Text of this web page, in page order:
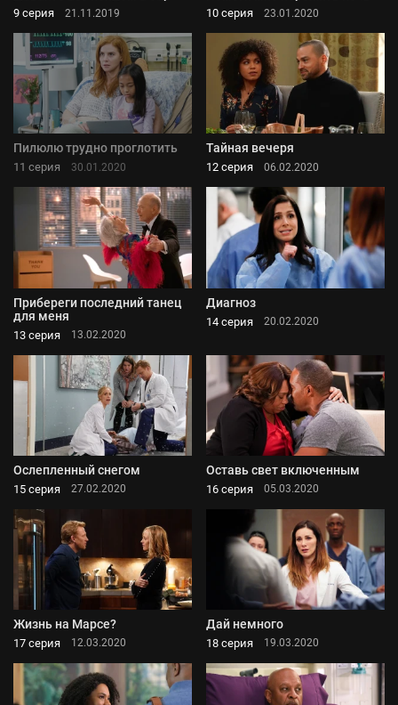
9 серия 21.11.2019 10 серия 23.01.2020
Пилюлю трудно проглотить
11 серия 30.01.2020
Тайная вечеря
12 серия 06.02.2020
Прибереги последний танец
для меня
13 серия 13.02.2020
Диагноз
14 серия 20.02.2020
Ослепленный снегом
15 серия 27.02.2020
Оставь свет включенным
16 серия 05.03.2020
Жизнь на Марсе?
17 серия 12.03.2020
Дай немного
18 серия 19.03.2020